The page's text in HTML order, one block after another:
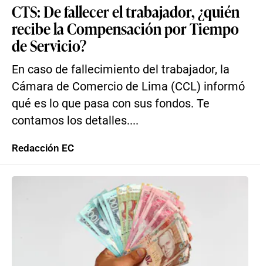
CTS: De fallecer el trabajador, ¿quién
recibe la Compensación por Tiempo
de Servicio?
En caso de fallecimiento del trabajador, la
Cámara de Comercio de Lima (CCL) informó
qué es lo que pasa con sus fondos. Te
contamos los detalles....
Redacción EC